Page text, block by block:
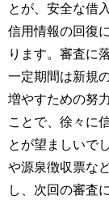
とが、安全な借
信用情報の回復
ります。審査に
一定期間は新規
増やすための努
ことで、徐々に
とが望ましいで
や源泉徴収票な
し、次回の審査